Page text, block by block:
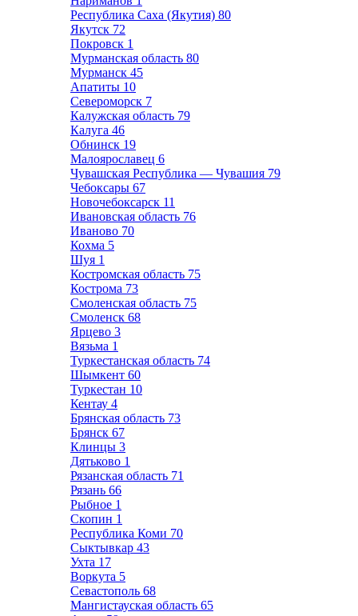
Республика Саха (Якутия) 80
Якутск 72
Покровск 1
Мурманская область 80
Мурманск 45
Апатиты 10
Североморск 7
Калужская область 79
Калуга 46
Обнинск 19
Малоярославец 6
Чувашская Республика — Чувашия 79
Чебоксары 67
Новочебоксарск 11
Ивановская область 76
Иваново 70
Кохма 5
Шуя 1
Костромская область 75
Кострома 73
Смоленская область 75
Смоленск 68
Ярцево 3
Вязьма 1
Туркестанская область 74
Шымкент 60
Туркестан 10
Кентау 4
Брянская область 73
Брянск 67
Клинцы 3
Дятьково 1
Рязанская область 71
Рязань 66
Рыбное 1
Скопин 1
Республика Коми 70
Сыктывкар 43
Ухта 17
Воркута 5
Севастополь 68
Мангистауская область 65